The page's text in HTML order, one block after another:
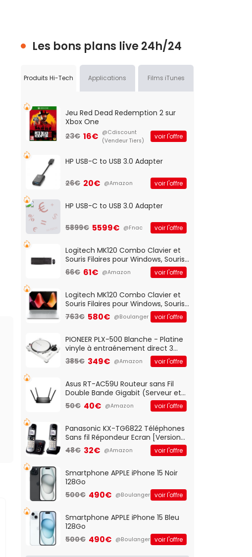
Les bons plans live 24h/24
Produits Hi-Tech Applications Films iTunes
Jeu Red Dead Redemption 2 sur
Xbox One
23€ 16€ @Cdiscount
(Vendeur Tiers)
voir l'offre
HP USB-C to USB 3.0 Adapter
26€ 20€ @Amazon voir l'offre
HP USB-C to USB 3.0 Adapter
5899€ 5599€ @Fnac voir l'offre
Logitech MK120 Combo Clavier et
Souris Filaires pour Windows, Souris
Optique Filaire, Connexion USB Plug
And Play, Confortable, Taille
QWERTY UK - Noir
66€ 61€ @Amazon voir l'offre
Logitech MK120 Combo Clavier et
Souris Filaires pour Windows, Souris
Optique Filaire, Connexion USB Plug
And Play, Confortable, Taille
QWERTY UK - Noir
763€ 580€ @Boulanger voir l'offre
PIONEER PLX-500 Blanche - Platine
vinyle à entraénement direct 3
vitesses (33-45-78 trs/min) avec
pre-ampli intégré et port USB
385€ 349€ @Amazon voir l'offre
Asus RT-AC59U Routeur sans Fil
Double Bande Gigabit (Serveur et
Client VPN, Triple Vlan, Mode Point
d'accès et Bridge, contrôle
50€ 40€ @Amazon voir l'offre
Panasonic KX-TG6822 Téléphones
Sans fil Répondeur Ecran [Version
Française]
48€ 32€ @Amazon voir l'offre
Smartphone APPLE iPhone 15 Noir
128Go
500€ 490€ @Boulanger voir l'offre
Smartphone APPLE iPhone 15 Bleu
128Go
500€ 490€ @Boulanger voir l'offre